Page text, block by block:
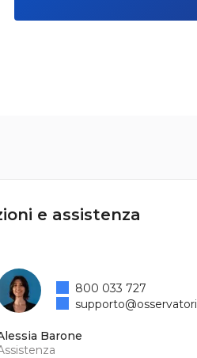
e assistenza
Barone
800 033 727